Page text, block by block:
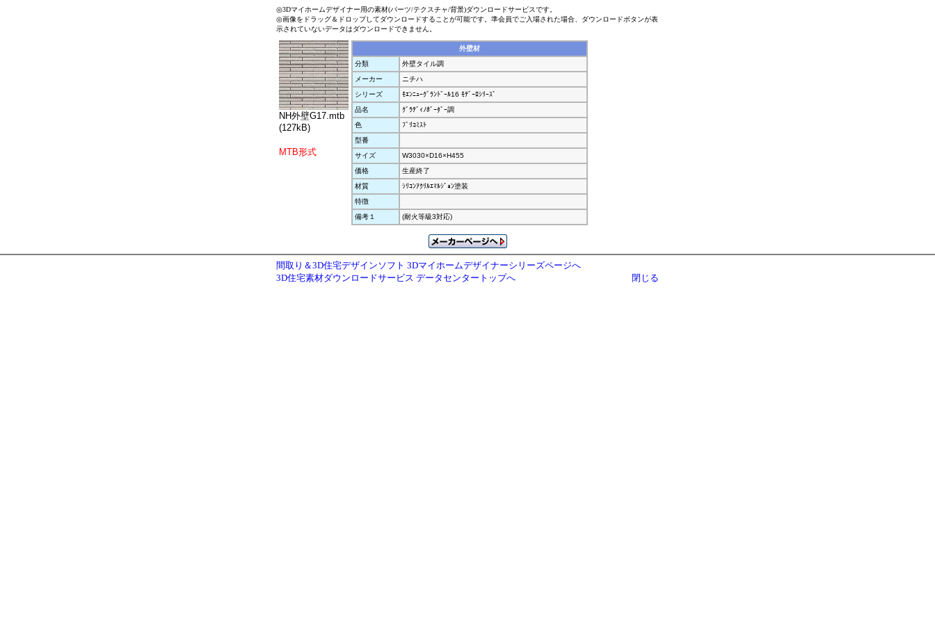
◎3Dマイホームデザイナー用の素材(パーツ/テクスチャ/背景)ダウンロードサービスです。
◎画像をドラッグ＆ドロップしてダウンロードすることが可能です。準会員でご入場された場合、ダウンロードボタンが表
示されていないデータはダウンロードできません。
NH外壁G17.mtb
(127kB)
MTB形式
外壁材
分類
外壁タイル調
メーカー
ニチハ
シリーズ
ﾓｴﾝﾆｭｰｸﾞﾗﾝﾄﾞｰﾙ16 ﾓﾃﾞｰﾛｼﾘｰｽﾞ
品名
ｸﾞﾗﾃﾞｨﾉﾎﾞｰﾀﾞｰ調
色
ﾌﾞﾘｺﾐｽﾄ
型番
サイズ
W3030×D16×H455
価格
生産終了
材質
ｼﾘｺﾝｱｸﾘﾙｴﾏﾙｼﾞｮﾝ塗装
特徴
備考１
(耐火等級3対応)
間取り＆3D住宅デザインソフト 3Dマイホームデザイナーシリーズページへ
3D住宅素材ダウンロードサービス データセンタートップへ
閉じる